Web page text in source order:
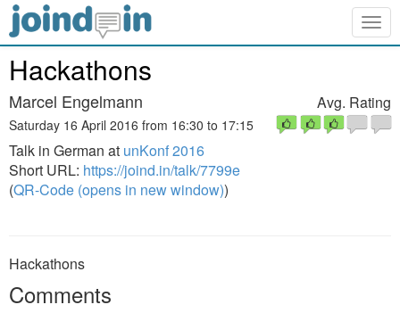
Hackathons
Marcel Engelmann
Saturday 16 April 2016 from 16:30 to 17:15
Talk in German at unKonf 2016
Short URL: https://joind.in/talk/7799e
(QR-Code (opens in new window))
Avg. Rating
Hackathons
Comments